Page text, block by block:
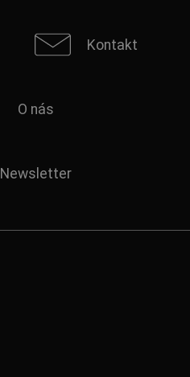
Kontakt
O nás
Newsletter